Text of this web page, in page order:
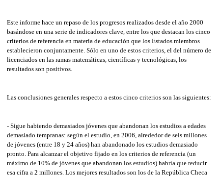
Este informe hace un repaso de los progresos realizados desde el año 2000
basándose en una serie de indicadores clave, entre los que destacan los cinco
criterios de referencia en materia de educación que los Estados miembros
establecieron conjuntamente. Sólo en uno de estos criterios, el del número de
licenciados en las ramas matemáticas, científicas y tecnológicas, los
resultados son positivos.
Las conclusiones generales respecto a estos cinco criterios son las siguientes:
- Sigue habiendo demasiados jóvenes que abandonan los estudios a edades
demasiado tempranas: según el estudio, en 2006, alrededor de seis millones
de jóvenes (entre 18 y 24 años) han abandonado los estudios demasiado
pronto. Para alcanzar el objetivo fijado en los criterios de referencia (un
máximo de 10% de jóvenes que abandonan los estudios) habría que reducir
esa cifra a 2 millones. Los mejores resultados son los de la República Checa